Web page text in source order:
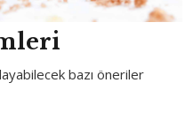
bazı öneriler